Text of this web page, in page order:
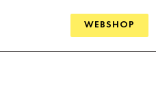
WEBSHOP